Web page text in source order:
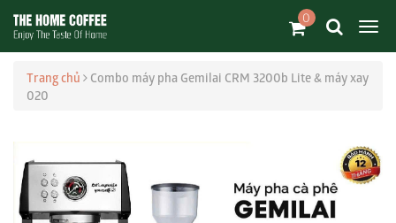
0
Trang chủ
Combo máy pha Gemilai CRM 3200b Lite & máy xay
020